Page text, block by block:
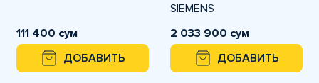
111 400 сум
ДОБАВИТЬ
SIEMENS
2 033 900 сум
ДОБАВИТЬ